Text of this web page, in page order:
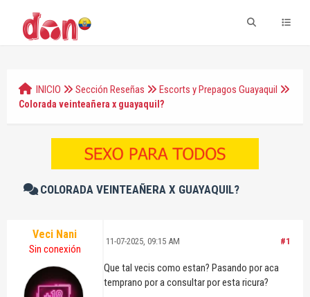
INICIO Sección Reseñas Escorts y Prepagos Guayaquil
Colorada veinteañera x guayaquil?
COLORADA VEINTEAÑERA X GUAYAQUIL?
Veci Nani
Sin conexión
#1
11-07-2025, 09:15 AM
Que tal vecis como estan? Pasando por aca
temprano por a consultar por esta ricura?